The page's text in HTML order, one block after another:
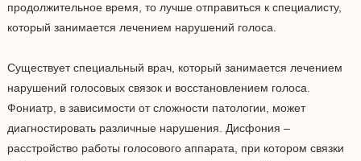
продолжительное время, то лучше отправиться к специалисту,
который занимается лечением нарушений голоса.
Существует специальный врач, который занимается лечением
нарушений голосовых связок и восстановлением голоса.
Фониатр, в зависимости от сложности патологии, может
диагностировать различные нарушения. Дисфония –
расстройство работы голосового аппарата, при котором связки